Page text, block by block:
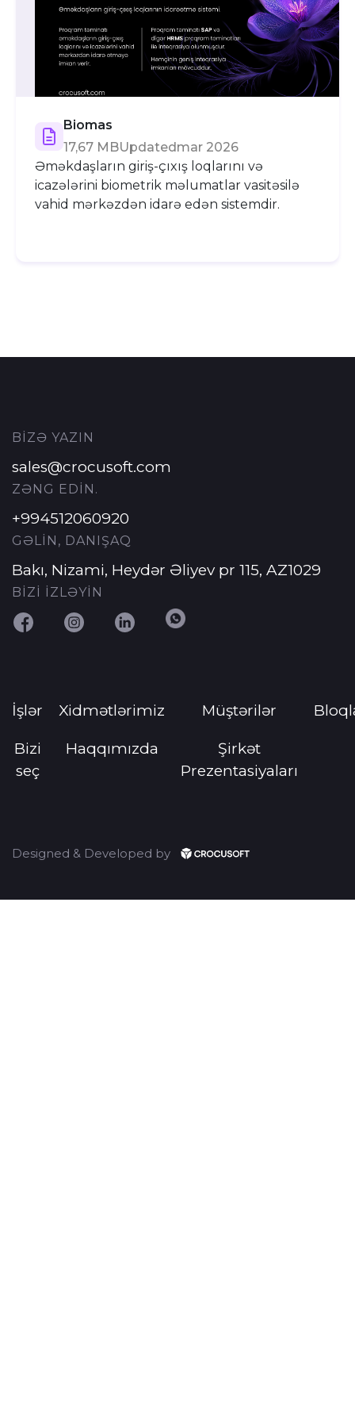
Biomas
17,67 MBUpdatedmar 2026
Əməkdaşların giriş-çıxış loqlarını və
icazələrini biometrik məlumatlar vasitəsilə
vahid mərkəzdən idarə edən sistemdir.
Soyad*
E-poçt*
Ləğv et E-poçtu təsdiqlə
BİZƏ YAZIN
sales@crocusoft.com
ZƏNG EDİN.
+994512060920
GƏLİN, DANIŞAQ
Bakı, Nizami, Heydər Əliyev pr 115, AZ1029
BİZİ İZLƏYİN
İşlər Xidmətlərimiz Müştərilər
Bizi
seç
Haqqımızda
Şirkət
Prezentasiyaları
Designed & Developed by